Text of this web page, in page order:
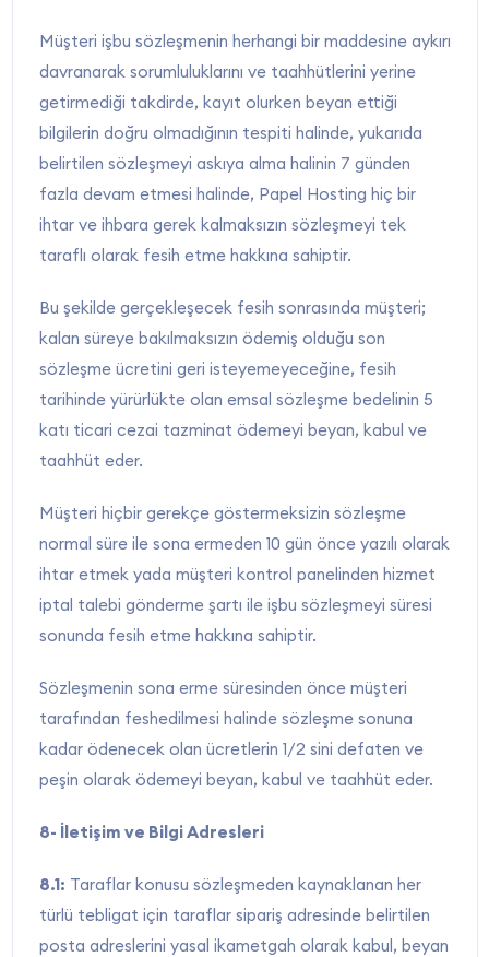
Müşteri işbu sözleşmenin herhangi bir maddesine aykırı
davranarak sorumluluklarını ve taahhütlerini yerine
getirmediği takdirde, kayıt olurken beyan ettiği
bilgilerin doğru olmadığının tespiti halinde, yukarıda
belirtilen sözleşmeyi askıya alma halinin 7 günden
fazla devam etmesi halinde, Papel Hosting hiç bir
ihtar ve ihbara gerek kalmaksızın sözleşmeyi tek
taraflı olarak fesih etme hakkına sahiptir.
Bu şekilde gerçekleşecek fesih sonrasında müşteri;
kalan süreye bakılmaksızın ödemiş olduğu son
sözleşme ücretini geri isteyemeyeceğine, fesih
tarihinde yürürlükte olan emsal sözleşme bedelinin 5
katı ticari cezai tazminat ödemeyi beyan, kabul ve
taahhüt eder.
Müşteri hiçbir gerekçe göstermeksizin sözleşme
normal süre ile sona ermeden 10 gün önce yazılı olarak
ihtar etmek yada müşteri kontrol panelinden hizmet
iptal talebi gönderme şartı ile işbu sözleşmeyi süresi
sonunda fesih etme hakkına sahiptir.
Sözleşmenin sona erme süresinden önce müşteri
tarafından feshedilmesi halinde sözleşme sonuna
kadar ödenecek olan ücretlerin 1/2 sini defaten ve
peşin olarak ödemeyi beyan, kabul ve taahhüt eder.
8- İletişim ve Bilgi Adresleri
8.1: Taraflar konusu sözleşmeden kaynaklanan her
türlü tebligat için taraflar sipariş adresinde belirtilen
posta adreslerini yasal ikametgah olarak kabul, beyan